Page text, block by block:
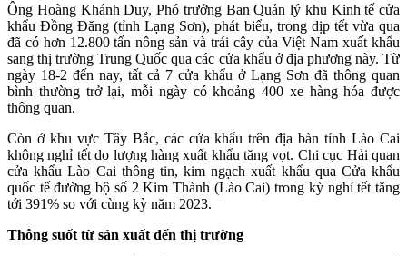
Ông Hoàng Khánh Duy, Phó trưởng Ban Quản lý khu Kinh tế cửa
khẩu Đồng Đăng (tỉnh Lạng Sơn), phát biểu, trong dịp tết vừa qua
đã có hơn 12.800 tấn nông sản và trái cây của Việt Nam xuất khẩu
sang thị trường Trung Quốc qua các cửa khẩu ở địa phương này. Từ
ngày 18-2 đến nay, tất cả 7 cửa khẩu ở Lạng Sơn đã thông quan
bình thường trở lại, mỗi ngày có khoảng 400 xe hàng hóa được
thông quan.
Còn ở khu vực Tây Bắc, các cửa khẩu trên địa bàn tỉnh Lào Cai
không nghỉ tết do lượng hàng xuất khẩu tăng vọt. Chi cục Hải quan
cửa khẩu Lào Cai thông tin, kim ngạch xuất khẩu qua Cửa khẩu
quốc tế đường bộ số 2 Kim Thành (Lào Cai) trong kỳ nghỉ tết tăng
tới 391% so với cùng kỳ năm 2023.
Thông suốt từ sản xuất đến thị trường